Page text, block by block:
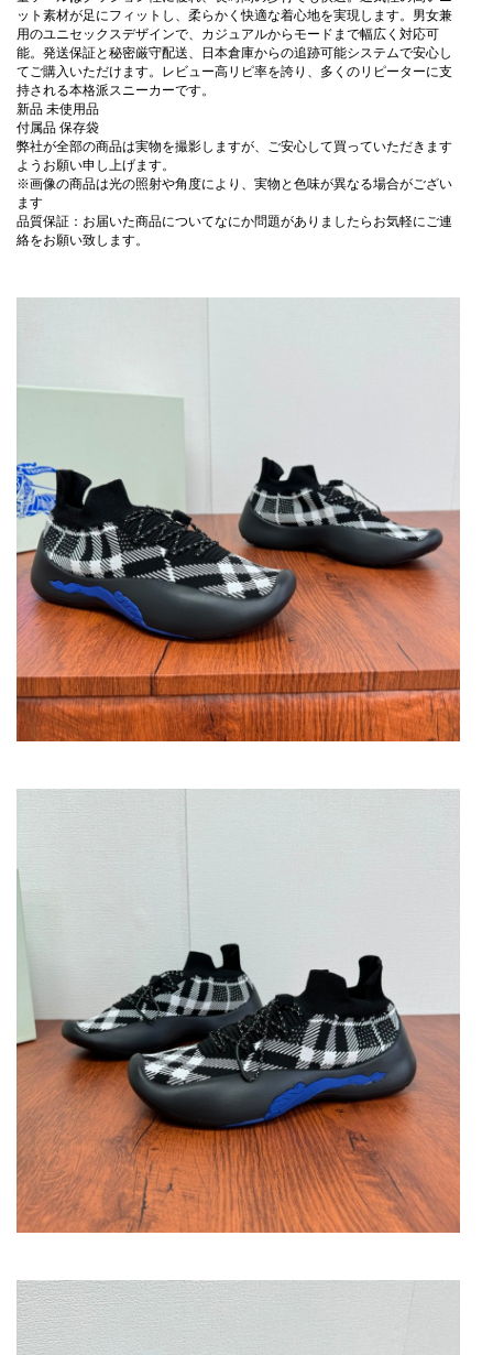
ット素材が足にフィットし、柔らかく快適な着心地を実現します。男女兼
用のユニセックスデザインで、カジュアルからモードまで幅広く対応可
能。発送保証と秘密厳守配送、日本倉庫からの追跡可能システムで安心し
てご購入いただけます。レビュー高リピ率を誇り、多くのリピーターに支
持される本格派スニーカーです。
新品 未使用品
付属品 保存袋
弊社が全部の商品は実物を撮影しますが、ご安心して買っていただきます
ようお願い申し上げます。
※画像の商品は光の照射や角度により、実物と色味が異なる場合がござい
ます
品質保証：お届いた商品についてなにか問題がありましたらお気軽にご連
絡をお願い致します。